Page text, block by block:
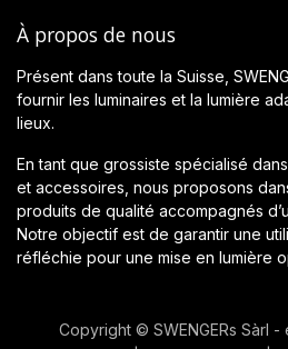
À propos de nous
Présent dans toute la Suisse,
fournir les luminaires et la lumière
lieux.
En tant que grossiste spécialisé
et accessoires, nous proposons
produits de qualité accompagnés
Notre objectif est de garantir une
réfléchie pour une mise en lumière
Copyright © SWENGERs Sàrl